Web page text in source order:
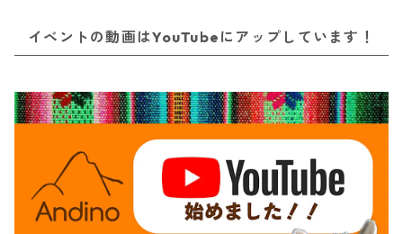
イベントの動画はYouTubeにアップしています！